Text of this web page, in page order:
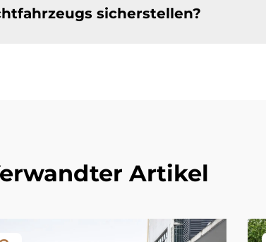
sicherstellen?
Artikel